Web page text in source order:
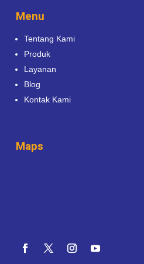
Menu
Tentang Kami
Produk
Layanan
Blog
Kontak Kami
Maps